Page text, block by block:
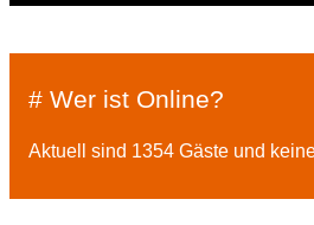
# Wer ist Online?
Aktuell sind 1354 Gäste und